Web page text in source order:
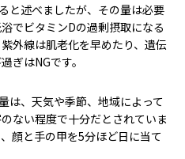
と述べましたが、その量は必要
でビタミンDの過剰摂取になる
外線は肌老化を早めたり、遺伝
ぎはNGです。
は、天気や季節、地域によって
ない程度で十分だとされていま
顔と手の甲を5分ほど日に当て